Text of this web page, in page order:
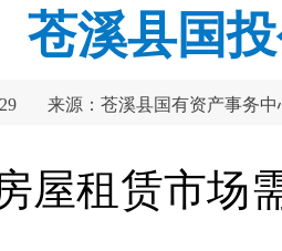
苍溪县国
来源：苍溪县国有资产事务中
屋租赁市场